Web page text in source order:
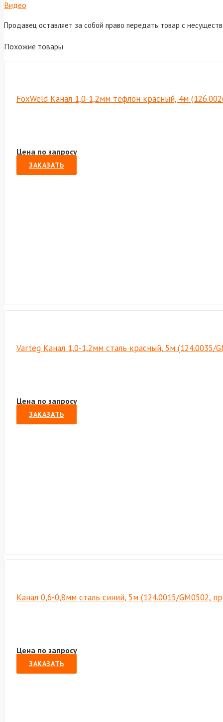
Видео
Продавец оставляет за собой право передать товар с
Похожие товары
FoxWeld Канал 1,0-1,2мм тефлон красный, 4м
Цена по запросу
ЗАКАЗАТЬ
Varteg Канал 1,0-1,2мм сталь красный, 5м (124.0035/
Цена по запросу
ЗАКАЗАТЬ
Канал 0,6-0,8мм сталь синий, 5м (124.0015/GM0502,
Цена по запросу
ЗАКАЗАТЬ